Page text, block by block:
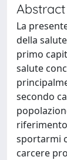
Abstract
La
della
primo
salute
secondo
sportarmi
carcere